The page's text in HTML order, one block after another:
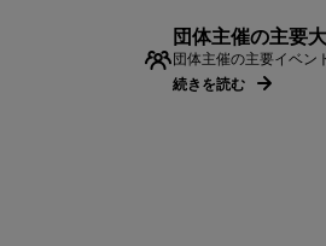
団体主催の主要
団体主催の主要イベン
続きを読む